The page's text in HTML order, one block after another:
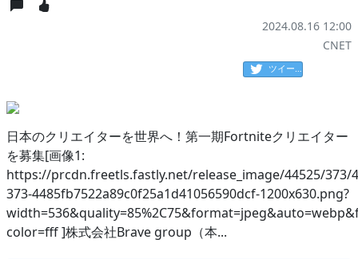
2024.08.16 12:00
CNET
ツイート
日本のクリエイターを世界へ！第一期Fortniteクリエイター
を募集[画像1:
https://prcdn.freetls.fastly.net/release_image/44525/373/
373-4485fb7522a89c0f25a1d41056590dcf-1200x630.png?
color=fff ]株式会社Brave group（本...